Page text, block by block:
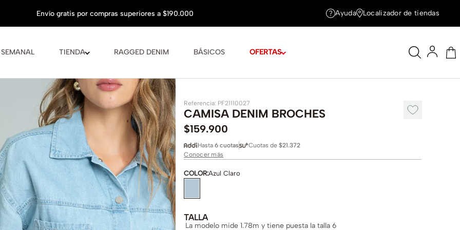
TIENDA RAGGED DENIM BÁSICOS OFERTAS
Ayuda Localizador de tiendas
Referencia: PF21110027
CAMISA DENIM BROCHES
$159.900
Hasta6 cuotas Cuotas de$21.372
Conocer más
COLOR:Azul Claro
TALLA
La modelo mide 1.78m y tiene puesta la talla 6